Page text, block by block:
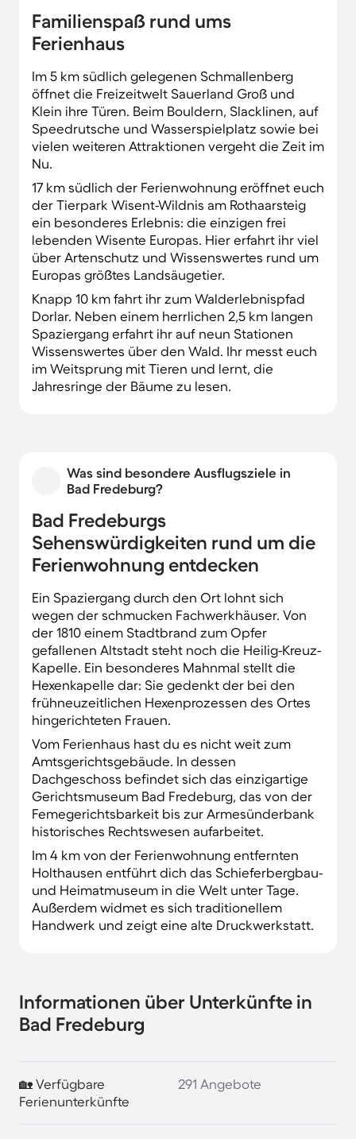
Asthma, aber auch bei Allergien besonders
heilsam sein. Außerdem ist Bad Fredeburg ein
Spaziergängen im Naturpark Sauerland-
Rothaargebirge genießt du herrliche Ausblicke
und erkundest verschiedene Naturräume.
Familienspaß rund ums
Ferienhaus
Im 5 km südlich gelegenen Schmallenberg
öffnet die Freizeitwelt Sauerland Groß und
Klein ihre Türen. Beim Bouldern, Slacklinen, auf
Speedrutsche und Wasserspielplatz sowie bei
vielen weiteren Attraktionen vergeht die Zeit im
Nu.
17 km südlich der Ferienwohnung eröffnet euch
der Tierpark Wisent-Wildnis am Rothaarsteig
ein besonderes Erlebnis: die einzigen frei
lebenden Wisente Europas. Hier erfahrt ihr viel
über Artenschutz und Wissenswertes rund um
Europas größtes Landsäugetier.
Knapp 10 km fahrt ihr zum Walderlebnispfad
Dorlar. Neben einem herrlichen 2,5 km langen
Spaziergang erfahrt ihr auf neun Stationen
Wissenswertes über den Wald. Ihr messt euch
im Weitsprung mit Tieren und lernt, die
Jahresringe der Bäume zu lesen.
Was sind besondere Ausflugsziele in
Bad Fredeburg?
Bad Fredeburgs
Sehenswürdigkeiten rund um die
Ferienwohnung entdecken
Ein Spaziergang durch den Ort lohnt sich
wegen der schmucken Fachwerkhäuser. Von
der 1810 einem Stadtbrand zum Opfer
gefallenen Altstadt steht noch die Heilig-Kreuz-
Kapelle. Ein besonderes Mahnmal stellt die
Hexenkapelle dar: Sie gedenkt der bei den
frühneuzeitlichen Hexenprozessen des Ortes
hingerichteten Frauen.
Vom Ferienhaus hast du es nicht weit zum
Amtsgerichtsgebäude. In dessen
Dachgeschoss befindet sich das einzigartige
Gerichtsmuseum Bad Fredeburg, das von der
Femegerichtsbarkeit bis zur Armesünderbank
historisches Rechtswesen aufarbeitet.
Im 4 km von der Ferienwohnung entfernten
Holthausen entführt dich das Schieferbergbau-
und Heimatmuseum in die Welt unter Tage.
Außerdem widmet es sich traditionellem
Handwerk und zeigt eine alte Druckwerkstatt.
Informationen über Unterkünfte in
Bad Fredeburg
🏡 Verfügbare
Ferienunterkünfte
291 Angebote